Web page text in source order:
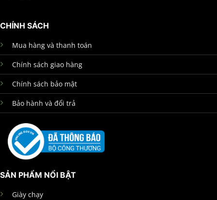
CHÍNH SÁCH
Mua hàng và thanh toán
Chính sách giao hàng
Chính sách bảo mật
Bảo hành và đổi trả
SẢN PHẨM NỔI BẬT
Giày chạy